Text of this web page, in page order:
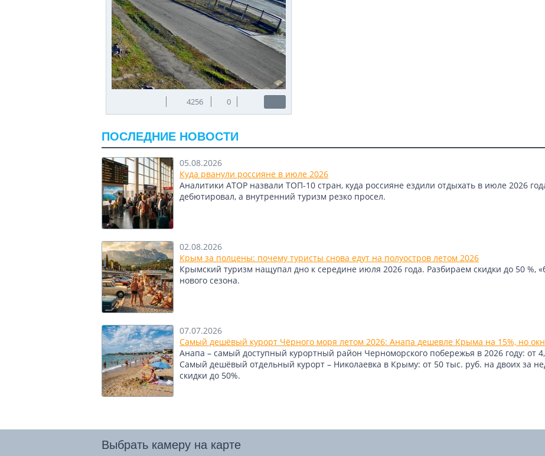
4256 0
ПОСЛЕДНИЕ НОВОСТИ
05.08.2026
Куда рванули россияне в июле 2026
Аналитики АТОР назвали ТОП-10 стран, куда россияне ездили отдыхать в июле 2026
дебютировал, а внутренний туризм резко просел.
02.08.2026
Крым за полцены: почему туристы снова едут на полуостров летом 2026
Крымский туризм нащупал дно к середине июля 2026 года. Разбираем скидки до 50 %,
нового сезона.
07.07.2026
Самый дешёвый курорт Чёрного моря летом 2026: Анапа дешевле Крыма на 15%, но
Анапа – самый доступный курортный район Черноморского побережья в 2026 году: от
Самый дешёвый отдельный курорт – Николаевка в Крыму: от 50 тыс. руб. на двоих за
скидки до 50%.
Выбрать камеру на карте